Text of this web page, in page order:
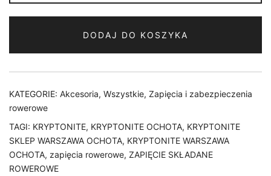
SKŁADANE
EVOLUTION
790
FOLDING
BLACK
DODAJ DO KOSZYKA
KATEGORIE: Akcesoria, Wszystkie, Zapięcia i zabezpieczenia
rowerowe
TAGI: KRYPTONITE, KRYPTONITE OCHOTA, KRYPTONITE
SKLEP WARSZAWA OCHOTA, KRYPTONITE WARSZAWA
OCHOTA, zapięcia rowerowe, ZAPIĘCIE SKŁADANE
ROWEROWE